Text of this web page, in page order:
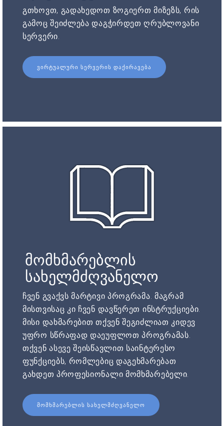
გთხოვთ, გადახედოთ ზოგიერთ მიზეზს, რის
გამოც შეიძლება დაგჭირდეთ ღრუბლოვანი
სერვერი.
ᲕᲘᲠᲢᲣᲐᲚᲣᲠᲘ ᲡᲔᲠᲕᲔᲠᲘᲡ ᲓᲐᲥᲘᲠᲐᲕᲔᲑᲐ
მომხმარებლის
სახელმძღვანელო
ჩვენ გვაქვს მარტივი პროგრამა. მაგრამ
მისთვისაც კი ჩვენ დავწერეთ ინსტრუქციები.
მისი დახმარებით თქვენ შეგიძლიათ კიდევ
უფრო სწრაფად დაეუფლოთ პროგრამას.
თქვენ ასევე შეისწავლით საინტერესო
ფუნქციებს, რომლებიც დაგეხმარებათ
გახდეთ პროფესიონალი მომხმარებელი.
ᲛᲝᲛᲮᲛᲐᲠᲔᲑᲚᲘᲡ ᲡᲐᲮᲔᲚᲛᲫᲦᲕᲐᲜᲔᲚᲝ